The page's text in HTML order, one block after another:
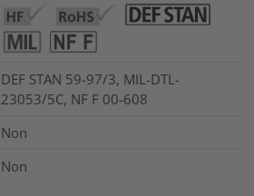
DEF STAN 59-97/3, MIL-DTL-
23053/5C, NF F 00-608
Non
Non